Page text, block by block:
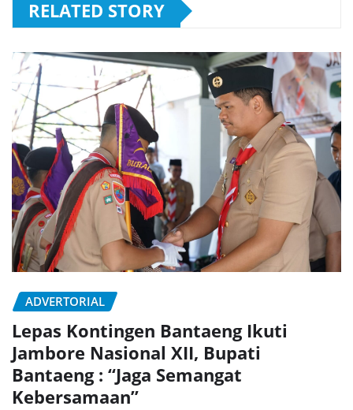
RELATED STORY
ADVERTORIAL
Lepas Kontingen Bantaeng Ikuti
Jambore Nasional XII, Bupati
Bantaeng : “Jaga Semangat
Kebersamaan”